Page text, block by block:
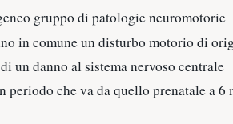
gruppo di patologie neuromotorie
in comune un disturbo motorio di
un danno al sistema nervoso centrale
periodo che va da quello prenatale a 6